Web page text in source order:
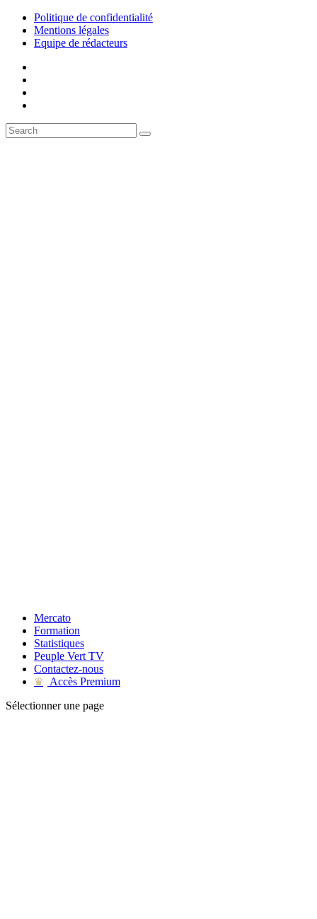
Politique de confidentialité
Mentions légales
Equipe de rédacteurs
Mercato
Formation
Statistiques
Peuple Vert TV
Contactez-nous
♛
Accès Premium
Sélectionner une page